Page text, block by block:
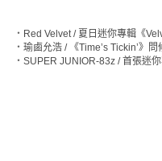
‧ Red Velvet / 夏日迷你專輯《
‧ 瑜鹵允浩 / 《Time’s Tickin’》問
‧ SUPER JUNIOR-83z / 首張迷